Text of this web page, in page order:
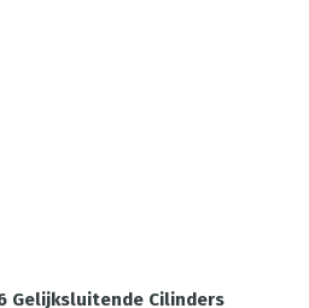
Gelijksluitende Cilinders